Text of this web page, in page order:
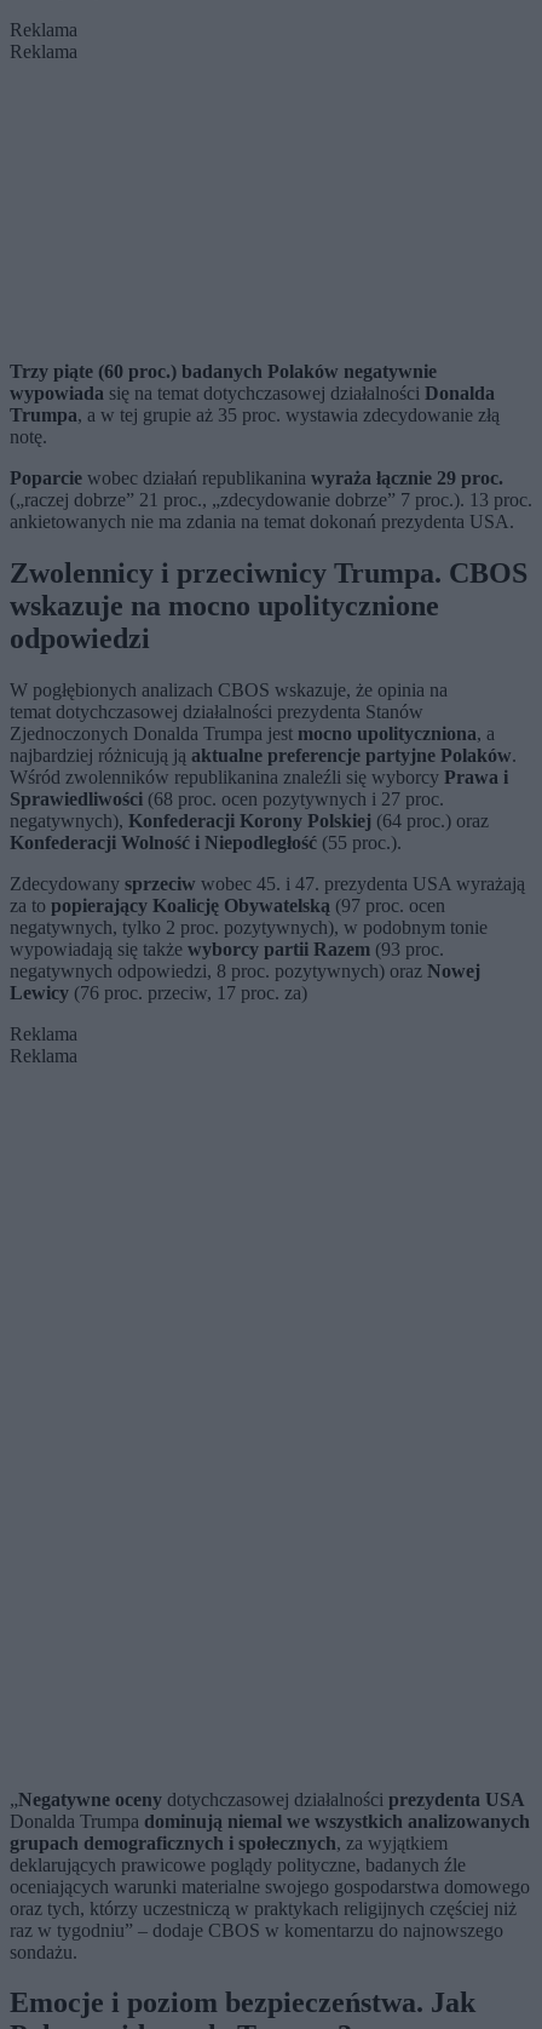
Reklama
Reklama
Trzy piąte (60 proc.) badanych Polaków negatywnie
wypowiada się na temat dotychczasowej działalności Donalda
Trumpa, a w tej grupie aż 35 proc. wystawia zdecydowanie złą
notę.
Poparcie wobec działań republikanina wyraża łącznie 29 proc.
(„raczej dobrze” 21 proc., „zdecydowanie dobrze” 7 proc.). 13 proc.
ankietowanych nie ma zdania na temat dokonań prezydenta USA.
Zwolennicy i przeciwnicy Trumpa. CBOS
wskazuje na mocno upolitycznione
odpowiedzi
W pogłębionych analizach CBOS wskazuje, że opinia na
temat dotychczasowej działalności prezydenta Stanów
Zjednoczonych Donalda Trumpa jest mocno upolityczniona, a
najbardziej różnicują ją aktualne preferencje partyjne Polaków.
Wśród zwolenników republikanina znaleźli się wyborcy Prawa i
Sprawiedliwości (68 proc. ocen pozytywnych i 27 proc.
negatywnych), Konfederacji Korony Polskiej (64 proc.) oraz
Konfederacji Wolność i Niepodległość (55 proc.).
Zdecydowany sprzeciw wobec 45. i 47. prezydenta USA wyrażają
za to popierający Koalicję Obywatelską (97 proc. ocen
negatywnych, tylko 2 proc. pozytywnych), w podobnym tonie
wypowiadają się także wyborcy partii Razem (93 proc.
negatywnych odpowiedzi, 8 proc. pozytywnych) oraz Nowej
Lewicy (76 proc. przeciw, 17 proc. za)
Reklama
Reklama
„Negatywne oceny dotychczasowej działalności prezydenta USA
Donalda Trumpa dominują niemal we wszystkich analizowanych
grupach demograficznych i społecznych, za wyjątkiem
deklarujących prawicowe poglądy polityczne, badanych źle
oceniających warunki materialne swojego gospodarstwa domowego
oraz tych, którzy uczestniczą w praktykach religijnych częściej niż
raz w tygodniu” – dodaje CBOS w komentarzu do najnowszego
sondażu.
Emocje i poziom bezpieczeństwa. Jak